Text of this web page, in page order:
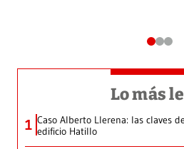
Lo más
1 Caso Alberto Llerena: las claves
edificio Hatillo